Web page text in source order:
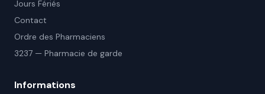
Jours Fériés
Contact
Ordre des Pharmaciens
3237 — Pharmacie de garde
Informations